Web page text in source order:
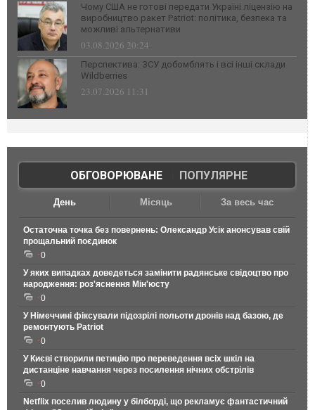
Чому США не готові передати Україні ліцензію на
виробництво ракет Patriot: політика, безпека та
можливі альтернативи
03.08.2026 20:24
Перспектива: ЗСУ добомблять і всі інші склади
Wildberries
23.07.2026 11:31
ОБГОВОРЮВАНЕ| ПОПУЛЯРНЕ
День Місяць За весь час
Остаточна точка без повернень: Олександр Усік анонсував свій
прощальний поєдинок
0
У яких випадках доведеться замінити радянське свідоцтво про
народження: роз'яснення Мін'юсту
0
У Німеччині фіксували підозрілі польоти дронів над базою, де
ремонтують Patriot
0
У Києві створили петицію про переведення всіх шкіл на
дистанціне навчання через посилення нічних обстрілів
0
Netflix поселив людину у білборді, що рекламує фантастичний